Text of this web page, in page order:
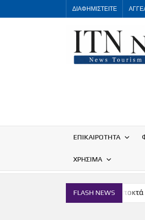
to
ΔΙΑΦΗΜΙΣΤΕΙΤΕ
ΕΠΙΚΑΙΡΟΤΗΤΑ
ΧΡΗΣΙΜΑ
FLASH NEWS
Η Μύκονος αποκτά τη δική